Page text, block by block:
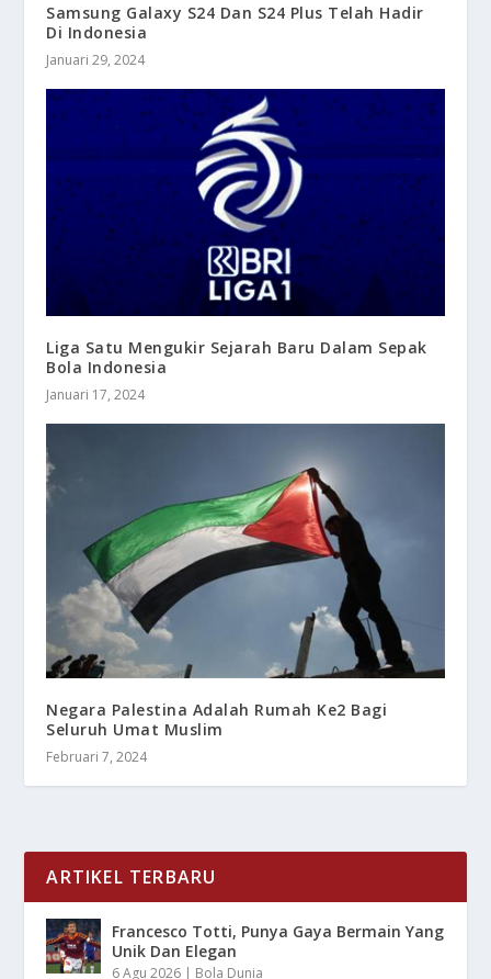
Samsung Galaxy S24 Dan S24 Plus Telah Hadir
Di Indonesia
Januari 29, 2024
Liga Satu Mengukir Sejarah Baru Dalam Sepak
Bola Indonesia
Januari 17, 2024
Negara Palestina Adalah Rumah Ke2 Bagi
Seluruh Umat Muslim
Februari 7, 2024
ARTIKEL TERBARU
Francesco Totti, Punya Gaya Bermain Yang
Unik Dan Elegan
6 Agu 2026 | Bola Dunia